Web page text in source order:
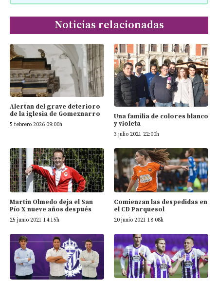
Noticias relacionadas
Alertan del grave deterioro
de la iglesia de Gomeznarro
5 febrero 2026 09:00h
Una familia de colores blanco
y violeta
3 julio 2021 22:00h
Martín Olmedo deja el San
Pío X nueve años después
25 junio 2021 14:15h
Comienzan las despedidas en
el CD Parquesol
20 junio 2021 18:08h